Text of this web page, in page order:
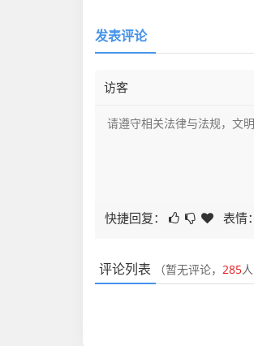
发表评论
快捷回复： 表情：
评论列表 （暂无评论， 285